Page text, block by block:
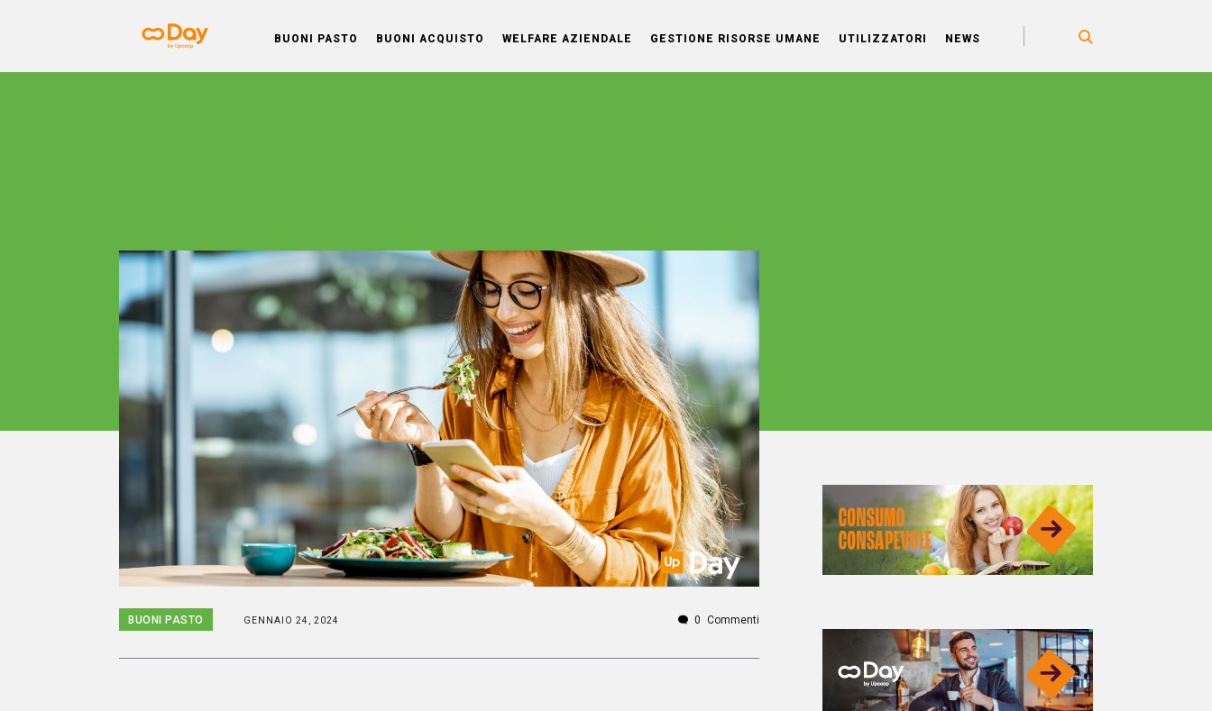
BUONI PASTO BUONI ACQUISTO WELFARE AZIENDALE GESTIONE RISORSE UMANE UTILIZZATORI NEWS
Day BLOG
Buono pasto Day, la soluzione perfetta, una
semplice scelta che porta con sé tanti
vantaggi per le aziende e i loro dipendenti.
BUONI PASTO GENNAIO 24, 2024 0 Commenti